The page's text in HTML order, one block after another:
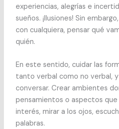
experiencias, alegrías e
sueños. ¡Ilusiones! Sin
con cualquiera, pensar qué
quién.
En este sentido, cuidar las
tanto verbal como no verbal, y
conversar. Crear ambientes
pensamientos o aspectos
interés, mirar a los ojos,
palabras.